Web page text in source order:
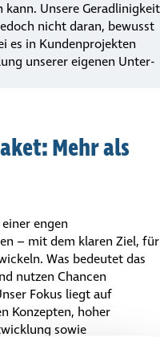
kann. Unsere Geradlinigkeit
nicht daran, bewusst
es in Kunden­pro­jekten
unserer eigenen Unter­
Mehr als
engen
– mit dem klaren Ziel, für
Was bedeutet das
nutzen Chancen
Fokus liegt auf
Konzepten, hoher
sowie